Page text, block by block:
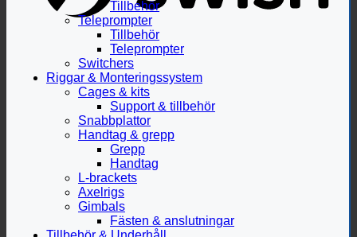
Tillbehör
Teleprompter
Tillbehör
Teleprompter
Switchers
Riggar & Monteringssystem
Cages & kits
Support & tillbehör
Snabbplattor
Handtag & grepp
Grepp
Handtag
L-brackets
Axelrigs
Gimbals
Fästen & anslutningar